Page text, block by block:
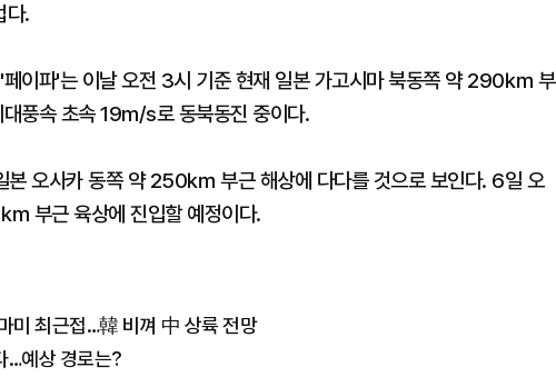
다.
이파'는 이날 오전 3시 기준 현재 일본 가고시마 북동쪽 약 290㎞ 부
풍속 초속 19m/s로 동북동진 중이다.
본 오사카 동쪽 약 250㎞ 부근 해상에 다다를 것으로 보인다. 6일 오
부근 육상에 진입할 예정이다.
미 최근접…韓 비껴 中 상륙 전망
…예상 경로는?